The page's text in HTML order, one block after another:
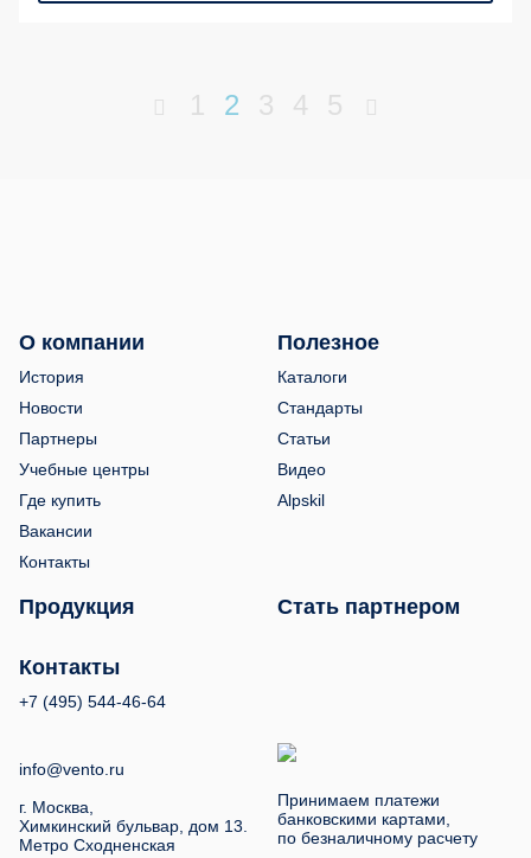
1 2 3 4 5
О компании
История
Новости
Партнеры
Учебные центры
Где купить
Вакансии
Контакты
Полезное
Каталоги
Стандарты
Статьи
Видео
Alpskil
Продукция Стать партнером
Контакты
+7 (495) 544-46-64
info@vento.ru
г. Москва,
Химкинский бульвар, дом 13.
Метро Сходненская
Принимаем платежи
банковскими картами,
по безналичному расчету